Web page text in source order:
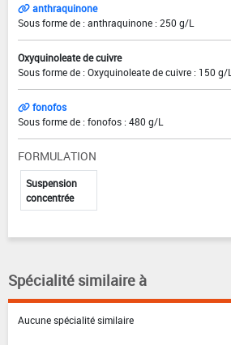
anthraquinone
Sous forme de : anthraquinone : 250 g/L
Oxyquinoleate de cuivre
Sous forme de : Oxyquinoleate de cuivre : 150 g/L
fonofos
Sous forme de : fonofos : 480 g/L
FORMULATION
Suspension
concentrée
Spécialité similaire à
Aucune spécialité similaire